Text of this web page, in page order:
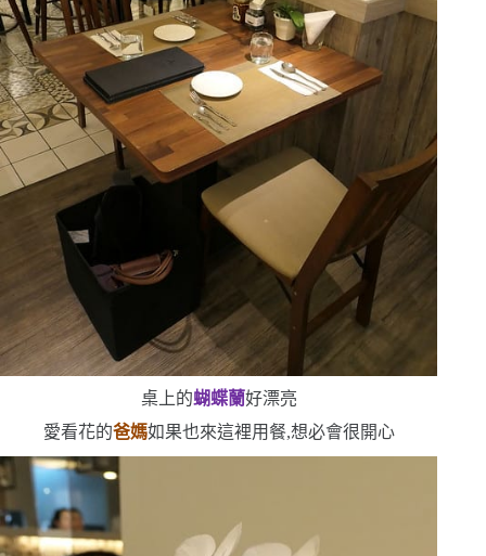
桌上的蝴蝶蘭好漂亮
愛看花的爸媽如果也來這裡用餐,想必會很開心